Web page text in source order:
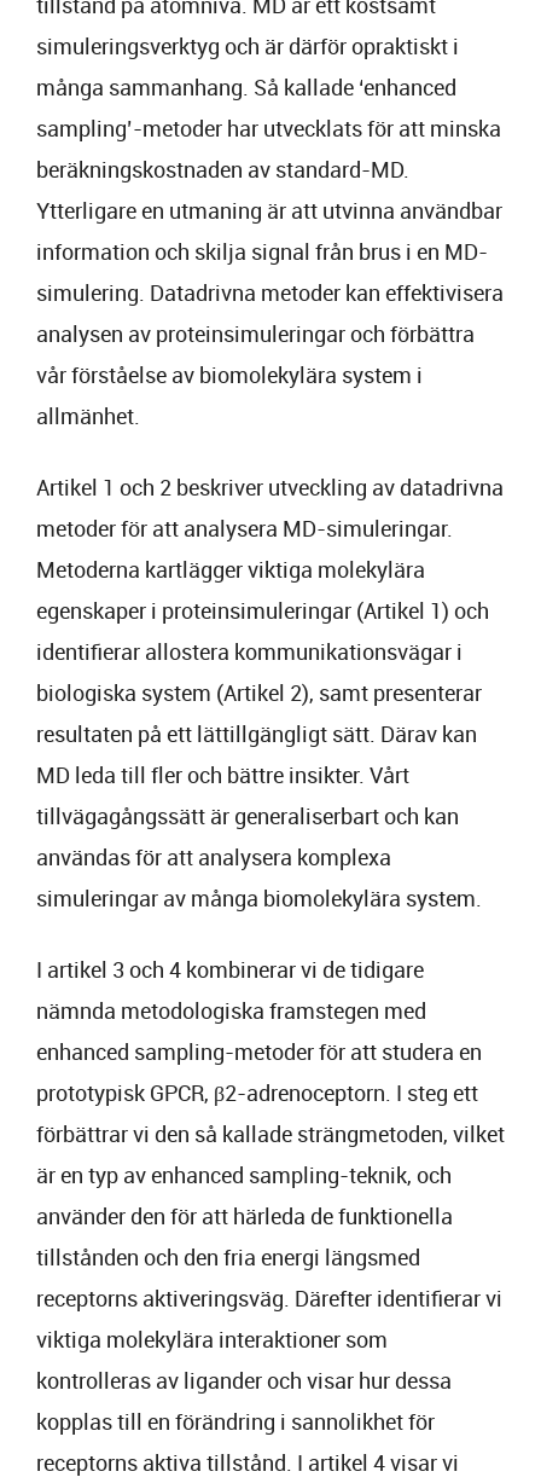
simuleringsverktyg och är därför opraktiskt i
många sammanhang. Så kallade ‘enhanced
sampling’-metoder har utvecklats för att minska
beräkningskostnaden av standard-MD.
Ytterligare en utmaning är att utvinna användbar
information och skilja signal från brus i en MD-
simulering. Datadrivna metoder kan effektivisera
analysen av proteinsimuleringar och förbättra
vår förståelse av biomolekylära system i
allmänhet.
Artikel 1 och 2 beskriver utveckling av datadrivna
metoder för att analysera MD-simuleringar.
Metoderna kartlägger viktiga molekylära
egenskaper i proteinsimuleringar (Artikel 1) och
identifierar allostera kommunikationsvägar i
biologiska system (Artikel 2), samt presenterar
resultaten på ett lättillgängligt sätt. Därav kan
MD leda till fler och bättre insikter. Vårt
tillvägagångssätt är generaliserbart och kan
användas för att analysera komplexa
simuleringar av många biomolekylära system.
I artikel 3 och 4 kombinerar vi de tidigare
nämnda metodologiska framstegen med
enhanced sampling-metoder för att studera en
prototypisk GPCR, β2-adrenoceptorn. I steg ett
förbättrar vi den så kallade strängmetoden, vilket
är en typ av enhanced sampling-teknik, och
använder den för att härleda de funktionella
tillstånden och den fria energi längsmed
receptorns aktiveringsväg. Därefter identifierar vi
viktiga molekylära interaktioner som
kontrolleras av ligander och visar hur dessa
kopplas till en förändring i sannolikhet för
receptorns aktiva tillstånd. I artikel 4 visar vi